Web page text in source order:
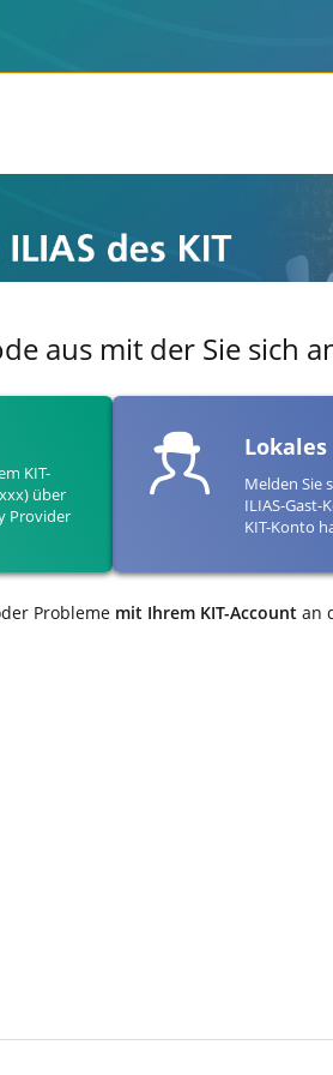
aus mit der Sie sich
KIT-
über
Provider
Melden Sie
ILIAS-Gast-
KIT-Konto
Probleme mit Ihrem KIT-Account an